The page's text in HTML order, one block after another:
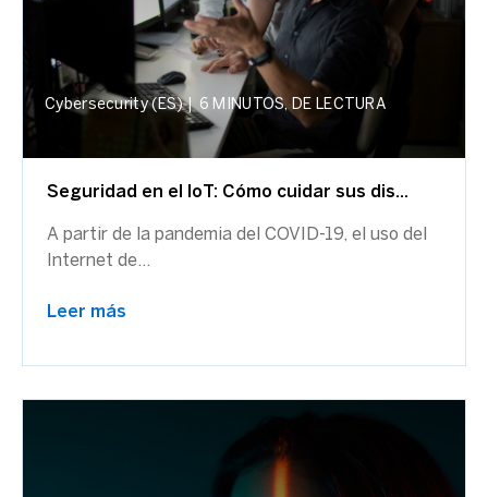
Cybersecurity (ES) | 6 MINUTOS, DE LECTURA
Seguridad en el IoT: Cómo cuidar sus dis...
A partir de la pandemia del COVID-19, el uso del
Internet de...
Leer más